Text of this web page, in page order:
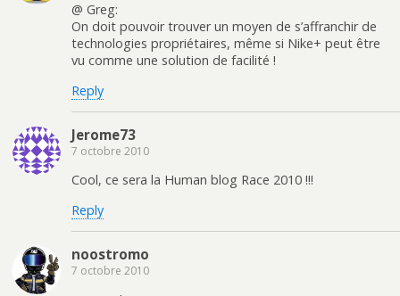
@ Greg:
On doit pouvoir trouver un moyen de s’affranchir de
technologies propriétaires, même si Nike+ peut être
vu comme une solution de facilité !
Reply
Jerome73
7 octobre 2010
Cool, ce sera la Human blog Race 2010 !!!
Reply
noostromo
7 octobre 2010